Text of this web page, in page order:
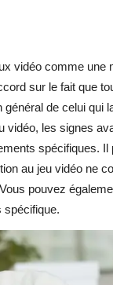
vidéo comme une
sur le fait que
de celui qui
les signes
spécifiques. Il
au jeu vidéo ne
pouvez
spécifique.